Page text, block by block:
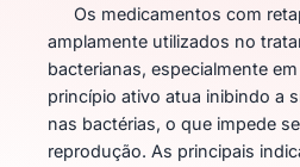
Os medicamentos com
amplamente utilizados no
bacterianas, especialmente
princípio ativo atua inibindo a
nas bactérias, o que impede
reprodução. As principais